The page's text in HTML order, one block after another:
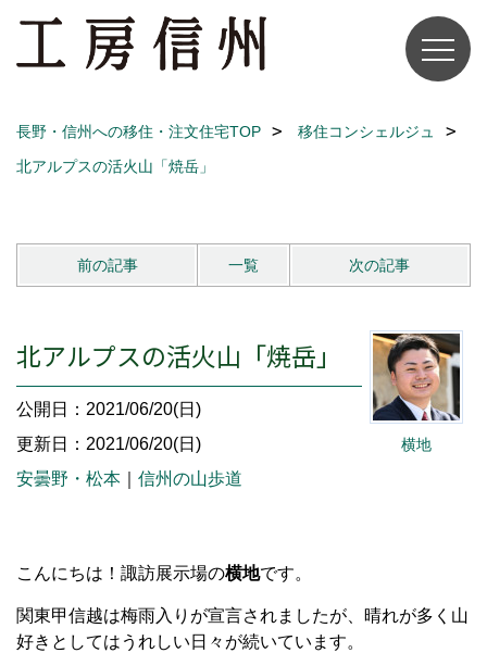
長野・信州への移住・注文住宅TOP
移住コンシェルジュ
北アルプスの活火山「焼岳」
前の記事 一覧 次の記事
横地
北アルプスの活火山「焼岳」
公開日：2021/06/20(日)
更新日：2021/06/20(日)
安曇野・松本
信州の山歩道
こんにちは！諏訪展示場の横地です。
関東甲信越は梅雨入りが宣言されましたが、晴れが多く山
好きとしてはうれしい日々が続いています。